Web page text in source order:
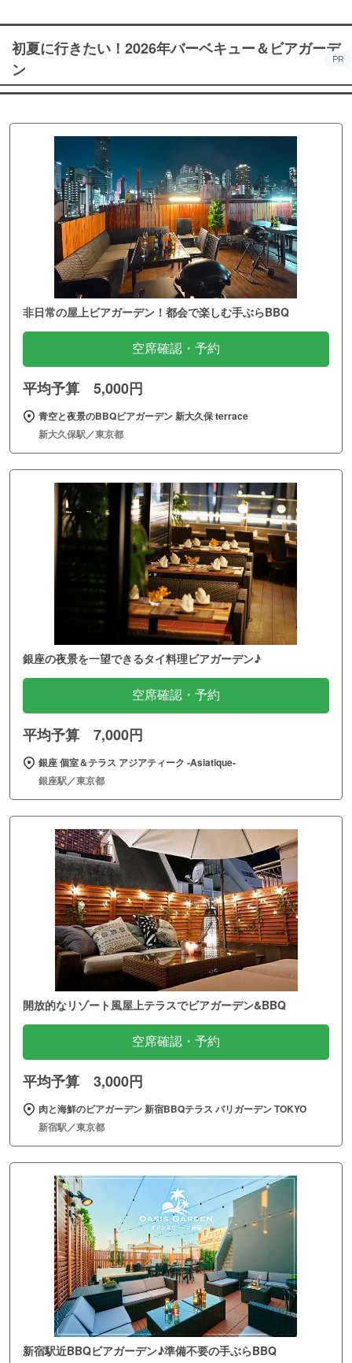
初夏に行きたい！2026年バーベキュー＆ビアガーデ
ン
PR
非日常の屋上ビアガーデン！都会で楽しむ手ぶらBBQ
空席確認・予約
平均予算 5,000円
青空と夜景のBBQビアガーデン 新大久保 terrace
新大久保駅／東京都
銀座の夜景を一望できるタイ料理ビアガーデン♪
空席確認・予約
平均予算 7,000円
銀座 個室＆テラス アジアティーク ‐Asiatique‐
銀座駅／東京都
開放的なリゾート風屋上テラスでビアガーデン&BBQ
空席確認・予約
平均予算 3,000円
肉と海鮮のビアガーデン 新宿BBQテラス バリガーデン TOKYO
新宿駅／東京都
新宿駅近BBQビアガーデン♪準備不要の手ぶらBBQ